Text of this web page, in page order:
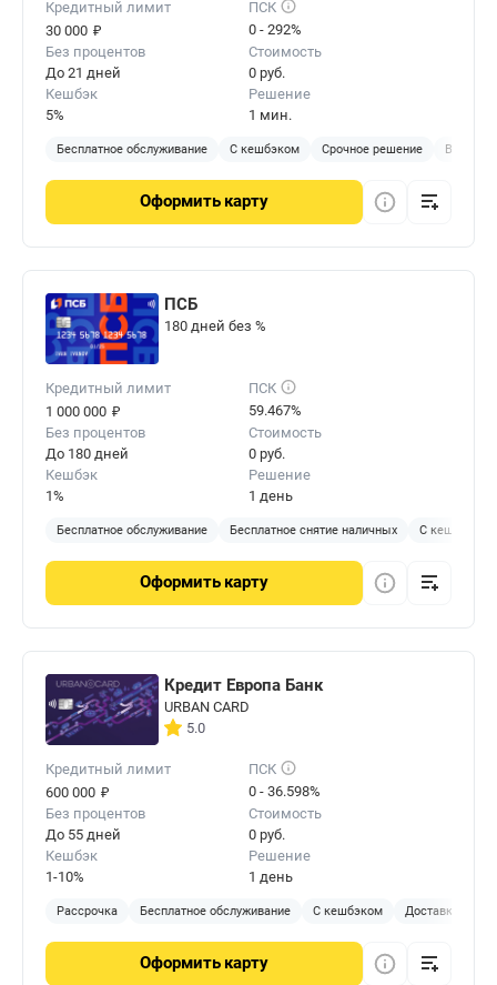
Кредитный лимит
30 000 ₽
ПСК
0 - 292%
Без процентов
До 21 дней
Стоимость
0 руб.
Кешбэк
5%
Решение
1 мин.
Бесплатное обслуживание С кешбэком Срочное решение
Оформить карту
ПСБ
180 дней без %
Кредитный лимит
1 000 000 ₽
ПСК
59.467%
Без процентов
До 180 дней
Стоимость
0 руб.
Кешбэк
1%
Решение
1 день
Бесплатное обслуживание Бесплатное снятие наличных С кешбэком
Оформить карту
Кредит Европа Банк
URBAN CARD
5.0
Кредитный лимит
600 000 ₽
ПСК
0 - 36.598%
Без процентов
До 55 дней
Стоимость
0 руб.
Кешбэк
1-10%
Решение
1 день
Рассрочка Бесплатное обслуживание С кешбэком Доставка на
Оформить карту